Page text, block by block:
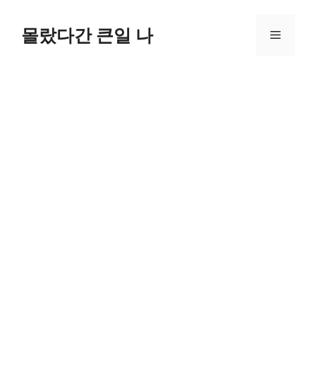
몰랐다간 큰일 나 메